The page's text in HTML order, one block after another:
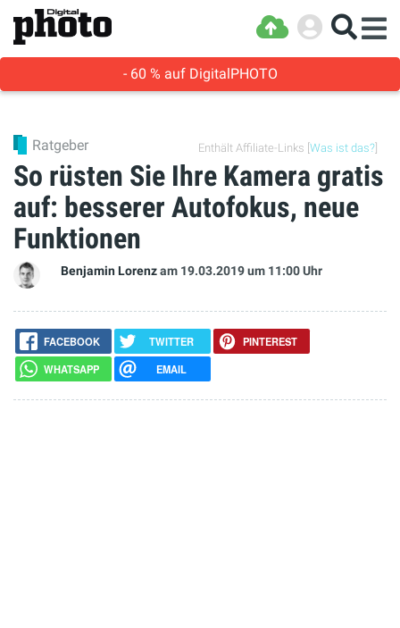
- 60 % auf DigitalPHOTO
Enthält Affiliate-Links [ Was ist das?
Ratgeber
So rüsten Sie Ihre Kamera gratis
auf: besserer Autofokus, neue
Funktionen
Benjamin Lorenzam 19.03.2019um 11:00 Uhr
FACEBOOK TWITTER
PINTEREST
WHATSAPP
EMAIL